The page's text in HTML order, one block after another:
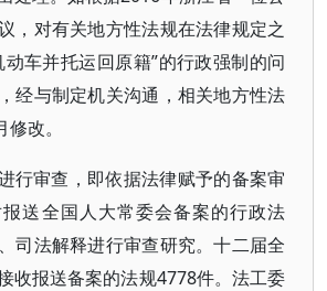
，对有关地方性法规在法律规定之
车并托运回原籍”的行政强制的问
经与制定机关沟通，相关地方性法
改。
行审查，即依据法律赋予的备案审
送全国人大常委会备案的行政法
司法解释进行审查研究。十二届全
收报送备案的法规4778件。法工委